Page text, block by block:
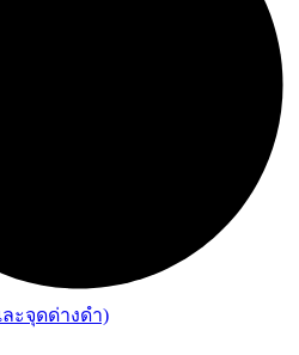
ละจุดด่างดำ)